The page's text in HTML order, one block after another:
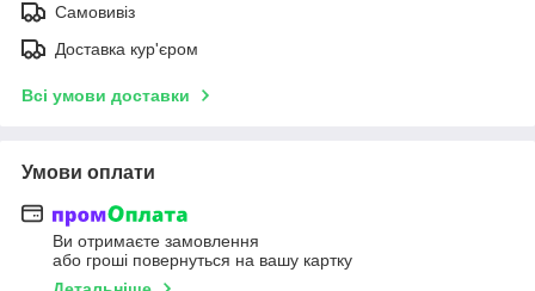
Самовивіз
Доставка кур'єром
Всі умови доставки
Умови оплати
Ви отримаєте замовлення
або гроші повернуться на вашу картку